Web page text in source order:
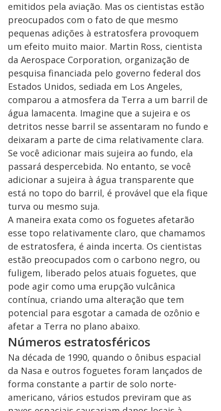
emitidos pela aviação. Mas os cientistas estão
preocupados com o fato de que mesmo
pequenas adições à estratosfera provoquem
um efeito muito maior. Martin Ross, cientista
da Aerospace Corporation, organização de
pesquisa financiada pelo governo federal dos
Estados Unidos, sediada em Los Angeles,
comparou a atmosfera da Terra a um barril de
água lamacenta. Imagine que a sujeira e os
detritos nesse barril se assentaram no fundo e
deixaram a parte de cima relativamente clara.
Se você adicionar mais sujeira ao fundo, ela
passará despercebida. No entanto, se você
adicionar a sujeira à água transparente que
está no topo do barril, é provável que ela fique
turva ou mesmo suja.
A maneira exata como os foguetes afetarão
esse topo relativamente claro, que chamamos
de estratosfera, é ainda incerta. Os cientistas
estão preocupados com o carbono negro, ou
fuligem, liberado pelos atuais foguetes, que
pode agir como uma erupção vulcânica
contínua, criando uma alteração que tem
potencial para esgotar a camada de ozônio e
afetar a Terra no plano abaixo.
Números estratosféricos
Na década de 1990, quando o ônibus espacial
da Nasa e outros foguetes foram lançados de
forma constante a partir de solo norte-
americano, vários estudos previram que as